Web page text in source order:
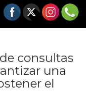
consultas
una
el